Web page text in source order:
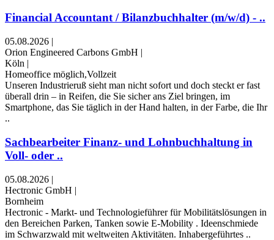
Financial Accountant / Bilanzbuchhalter (m/w/d) - ..
05.08.2026 |
Orion Engineered Carbons GmbH |
Köln |
Homeoffice möglich,Vollzeit
Unseren Industrieruß sieht man nicht sofort und doch steckt er fast
überall drin – in Reifen, die Sie sicher ans Ziel bringen, im
Smartphone, das Sie täglich in der Hand halten, in der Farbe, die Ihr
..
Sachbearbeiter Finanz- und Lohnbuchhaltung in
Voll- oder ..
05.08.2026 |
Hectronic GmbH |
Bornheim
Hectronic - Markt- und Technologieführer für Mobilitätslösungen in
den Bereichen Parken, Tanken sowie E-Mobility . Ideenschmiede
im Schwarzwald mit weltweiten Aktivitäten. Inhabergeführtes ..